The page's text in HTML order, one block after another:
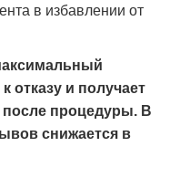
в избавлении от
отказу и получает
процедуры. В
снижается в